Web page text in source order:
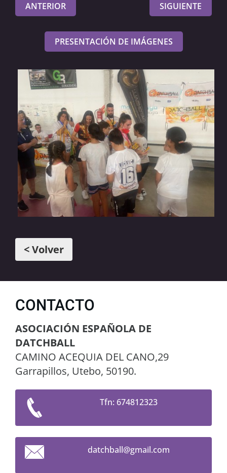
ANTERIOR SIGUIENTE
PRESENTACIÓN DE IMÁGENES
< Volver
CONTACTO
ASOCIACIÓN ESPAÑOLA DE
DATCHBALL
CAMINO ACEQUIA DEL CANO,29
Garrapillos, Utebo, 50190.
Tfn: 674812323
datchball@gmail.com